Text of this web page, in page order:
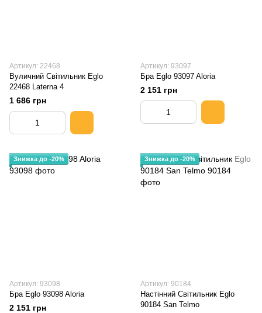
Артикул: 22468
Вуличний Світильник Eglo
22468 Laterna 4
1 686 грн
Артикул: 93097
Бра Eglo 93097 Aloria
2 151 грн
Знижка до -20%
Артикул: 93098
Бра Eglo 93098 Aloria
2 151 грн
Знижка до -20%
Артикул: 90184
Настінний Світильник Eglo
90184 San Telmo